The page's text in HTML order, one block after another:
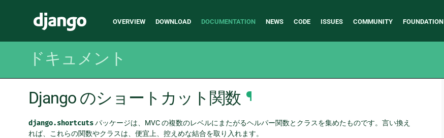
Django
Main
OVERVIEW DOWNLOAD DOCUMENTATION NEWS CODE ISSUES COMMUNITY FOUNDATION
ドキュメント
Django のショートカット関数 ¶
django.shortcutsパッケージは、MVC の複数のレベルにまたがるヘルパー関数とクラスを集めたものです。言い換え
れば、これらの関数やクラスは、便宜上、控えめな結合を取り入れます。